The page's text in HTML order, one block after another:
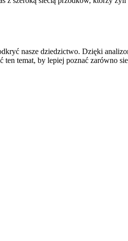
nasze dziedzictwo. Dzięki
temat, by lepiej poznać zarówno